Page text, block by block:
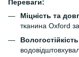
Переваги:
Міцність та
тканина Oxford